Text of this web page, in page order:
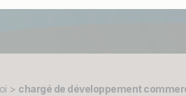
> chargé de développement